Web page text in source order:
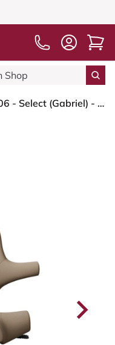
HÅG Capisco 8106 - Select (Gabriel) - Wolle / Polyamid - SC61184 - Light brown - Schwarz - 265 mm (Sitzhöhe 53-79cm) - Harte Rollen für weiche Böden